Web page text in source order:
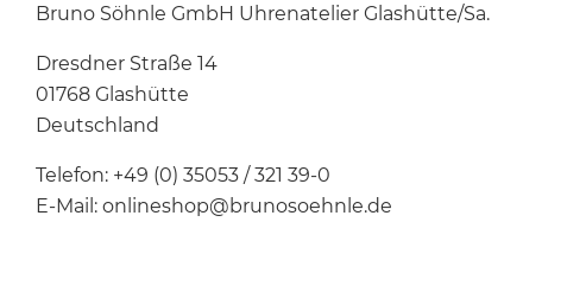
Bruno Söhnle GmbH Uhrenatelier Glashütte/Sa.
Dresdner Straße 14
01768 Glashütte
Deutschland
Telefon: +49 (0) 35053 / 321 39-0
E-Mail: onlineshop@brunosoehnle.de